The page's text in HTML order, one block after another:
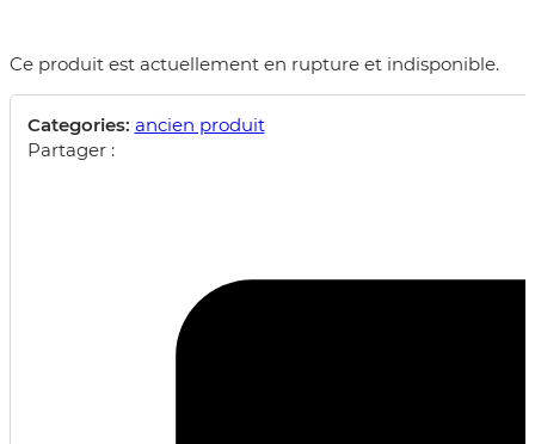
Ce produit est actuellement en rupture et indisponible.
Categories: ancien produit
Partager :